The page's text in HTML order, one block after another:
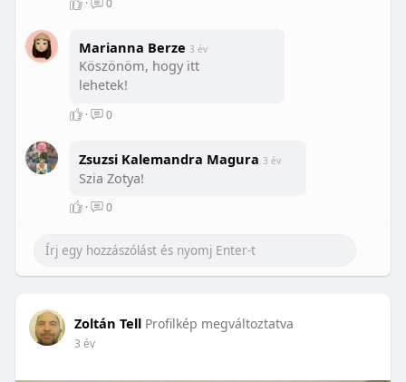
· 0
Marianna Berze 3 év
Köszönöm, hogy itt
lehetek!
· 0
Zsuzsi Kalemandra Magura 3 év
Szia Zotya!
· 0
Zoltán Tell Profilkép megváltoztatva
3 év